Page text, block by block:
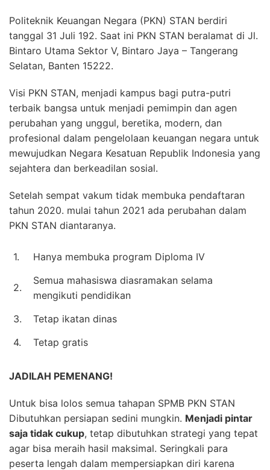
Politeknik Keuangan Negara (PKN) STAN berdiri
tanggal 31 Juli 192. Saat ini PKN STAN beralamat di Jl.
Bintaro Utama Sektor V, Bintaro Jaya – Tangerang
Selatan, Banten 15222.
Visi PKN STAN, menjadi kampus bagi putra-putri
terbaik bangsa untuk menjadi pemimpin dan agen
perubahan yang unggul, beretika, modern, dan
profesional dalam pengelolaan keuangan negara untuk
mewujudkan Negara Kesatuan Republik Indonesia yang
sejahtera dan berkeadilan sosial.
Setelah sempat vakum tidak membuka pendaftaran
tahun 2020. mulai tahun 2021 ada perubahan dalam
PKN STAN diantaranya.
1. Hanya membuka program Diploma IV
2.
Semua mahasiswa diasramakan selama
mengikuti pendidikan
3.
Tetap ikatan dinas
4.
Tetap gratis
JADILAH PEMENANG!
Untuk bisa lolos semua tahapan SPMB PKN STAN
Dibutuhkan persiapan sedini mungkin. Menjadi pintar
saja tidak cukup, tetap dibutuhkan strategi yang tepat
agar bisa meraih hasil maksimal. Seringkali para
peserta lengah dalam mempersiapkan diri karena